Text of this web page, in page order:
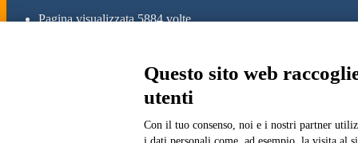
Pagina visualizzata5884volte
Copyright 2026 | Engineered and powered by Gruppo Spaggiari
Questo sito web
utenti
Con il tuo consenso, noi e i nostri partner